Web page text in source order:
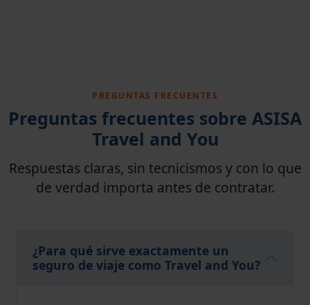
PREGUNTAS FRECUENTES
Preguntas frecuentes sobre ASISA
Travel and You
Respuestas claras, sin tecnicismos y con lo que
de verdad importa antes de contratar.
¿Para qué sirve exactamente un
seguro de viaje como Travel and You?